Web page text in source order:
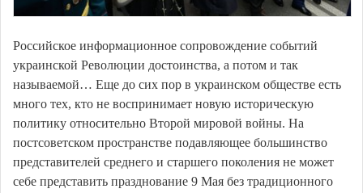
Российское информационное сопровождение событий
украинской Революции достоинства, а потом и так
называемой… Еще до сих пор в украинском обществе есть
много тех, кто не воспринимает новую историческую
политику относительно Второй мировой войны. На
постсоветском пространстве подавляющее большинство
представителей среднего и старшего поколения не может
себе представить празднование 9 Мая без традиционного